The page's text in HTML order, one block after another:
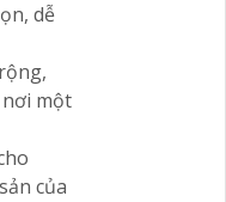
dễ
một
của